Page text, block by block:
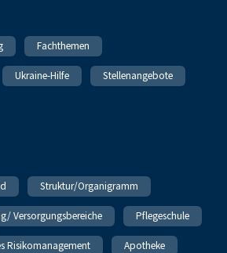
Fachthemen
Ukraine-Hilfe Stellenangebote
Struktur/Organigramm
Versorgungsbereiche Pflegeschule
Risikomanagement Apotheke